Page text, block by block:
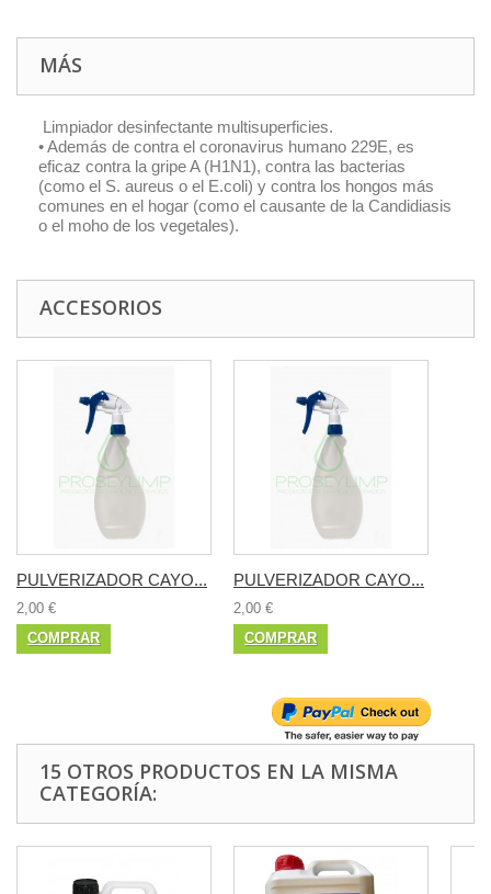
MÁS
Limpiador desinfectante multisuperficies.
• Además de contra el coronavirus humano 229E, es
eficaz contra la gripe A (H1N1), contra las bacterias
(como el S. aureus o el E.coli) y contra los hongos más
comunes en el hogar (como el causante de la Candidiasis
o el moho de los vegetales).
ACCESORIOS
PULVERIZADOR CAYO...
2,00 €
COMPRAR
PULVERIZADOR CAYO...
2,00 €
COMPRAR
15 OTROS PRODUCTOS EN LA MISMA
CATEGORÍA: